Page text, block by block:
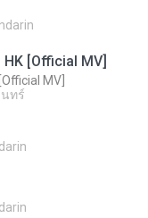
HK [Official MV]
MV]
ทร์